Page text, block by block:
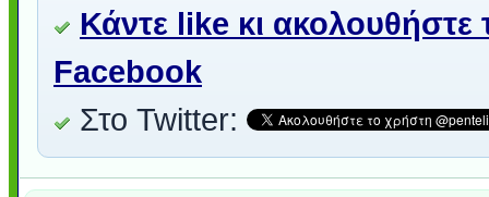
Κάντε like κι ακολουθήστε
Facebook
Στο Twitter: